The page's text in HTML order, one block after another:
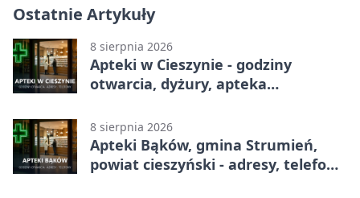
Ostatnie Artykuły
8 sierpnia 2026
Apteki w Cieszynie - godziny
otwarcia, dyżury, apteka
8 sierpnia 2026
Apteki Bąków, gmina Strumień,
powiat cieszyński - adresy, telefony,